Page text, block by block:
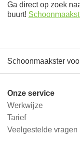
Ga direct op zoek
buurt!
Schoonmaakster
Onze service
Werkwijze
Tarief
Veelgestelde vragen